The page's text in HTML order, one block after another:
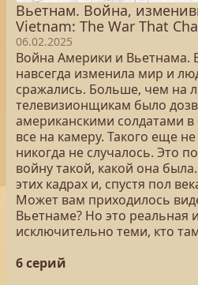
Вьетнам. Война,
Vietnam: The War That
06.02.2025
Война Америки и Вьетнама.
навсегда изменила мир и
сражались. Больше, чем на
телевизионщикам было
американскими солдатами
все на камеру. Такого еще
никогда не случалось. Это
войну такой, какой она
этих кадрах и, спустя пол
Может вам приходилось
Вьетнаме? Но это реальная
исключительно теми, кто
6 серий